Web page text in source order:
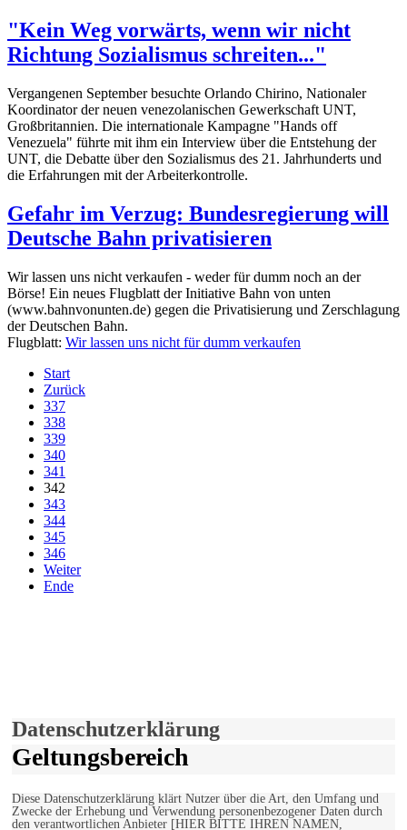
"Kein Weg vorwärts, wenn wir nicht
Richtung Sozialismus schreiten..."
Vergangenen September besuchte Orlando Chirino, Nationaler
Koordinator der neuen venezolanischen Gewerkschaft UNT,
Großbritannien. Die internationale Kampagne "Hands off
Venezuela" führte mit ihm ein Interview über die Entstehung der
UNT, die Debatte über den Sozialismus des 21. Jahrhunderts und
die Erfahrungen mit der Arbeiterkontrolle.
Gefahr im Verzug: Bundesregierung will
Deutsche Bahn privatisieren
Wir lassen uns nicht verkaufen - weder für dumm noch an der
Börse! Ein neues Flugblatt der Initiative Bahn von unten
(www.bahnvonunten.de) gegen die Privatisierung und Zerschlagung
der Deutschen Bahn.
Flugblatt: Wir lassen uns nicht für dumm verkaufen
Start
Zurück
337
338
339
340
341
342
343
344
345
346
Weiter
Ende
Datenschutzerklärung
Geltungsbereich
Diese Datenschutzerklärung klärt Nutzer über die Art, den Umfang und
Zwecke der Erhebung und Verwendung personenbezogener Daten durch
den verantwortlichen Anbieter [HIER BITTE IHREN NAMEN,